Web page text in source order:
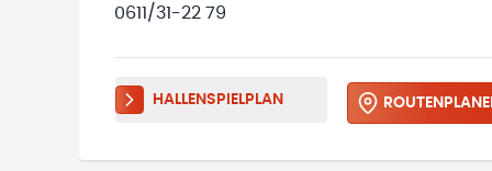
0611/31-22 79
HALLENSPIELPLAN